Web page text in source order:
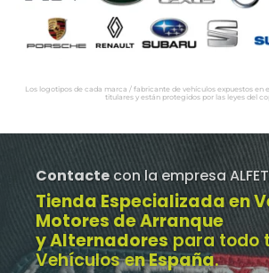
Los logotipos de cada marca / fabricante de vehículos expuestos en
titulares y están protegidos por las leyes del
Contacte con la empresa
Tienda Especializada en
Motores de Arranque
y Alternadores para todo
Vehículos en España.